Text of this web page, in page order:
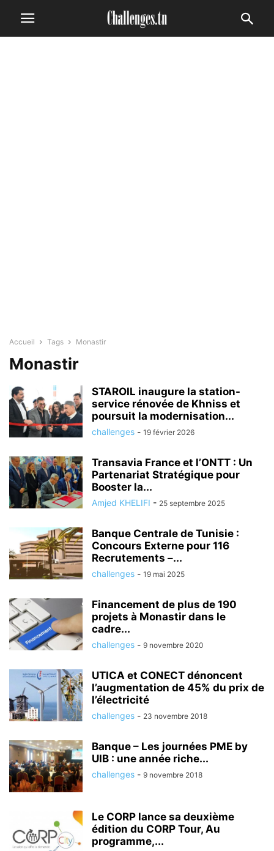
Accueil Tags Monastir
Monastir
STAROIL inaugure la station-
service rénovée de Khniss et
poursuit la modernisation...
challenges - 19 février 2026
Transavia France et l’ONTT : Un
Partenariat Stratégique pour
Booster la...
Amjed KHELIFI - 25 septembre 2025
Banque Centrale de Tunisie :
Concours Externe pour 116
Recrutements –...
challenges - 19 mai 2025
Financement de plus de 190
projets à Monastir dans le
cadre...
challenges - 9 novembre 2020
UTICA et CONECT dénoncent
l’augmentation de 45% du prix de
l’électricité
challenges - 23 novembre 2018
Banque – Les journées PME by
UIB : une année riche...
challenges - 9 novembre 2018
Le CORP lance sa deuxième
édition du CORP Tour, Au
programme,...